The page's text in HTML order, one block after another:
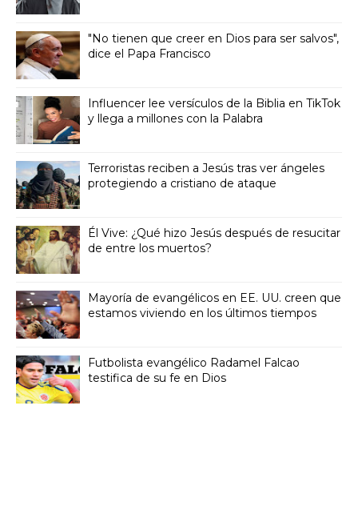
"No tienen que creer en Dios para ser salvos",
dice el Papa Francisco
Influencer lee versículos de la Biblia en TikTok
y llega a millones con la Palabra
Terroristas reciben a Jesús tras ver ángeles
protegiendo a cristiano de ataque
Él Vive: ¿Qué hizo Jesús después de resucitar
de entre los muertos?
Mayoría de evangélicos en EE. UU. creen que
estamos viviendo en los últimos tiempos
Futbolista evangélico Radamel Falcao
testifica de su fe en Dios